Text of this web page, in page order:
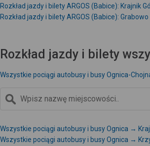
Rozkład jazdy i bilety ARGOS (Babice): Krajnik
Rozkład jazdy i bilety ARGOS (Babice):
Rozkład jazdy i bilety
Wszystkie pociągi autobusy i busy Ognica-
Wszystkie pociągi autobusy i busy Ognica →
Wszystkie pociągi autobusy i busy Ognica →